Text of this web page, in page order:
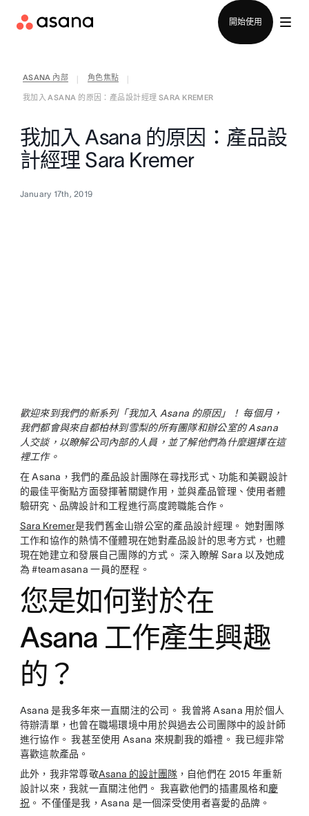
開始使用
ASANA 內部 角色焦點
我加入 ASANA 的原因：產品設計經理 SARA KREMER
我加入 Asana 的原因：產品設
計經理 Sara Kremer
January 17th, 2019
歡迎來到我們的新系列「我加入 Asana 的原因」！ 每個月，
我們都會與來自都柏林到雪梨的所有團隊和辦公室的 Asana
人交談，以瞭解公司內部的人員，並了解他們為什麼選擇在這
裡工作。
在 Asana，我們的產品設計團隊在尋找形式、功能和美觀設計
的最佳平衡點方面發揮著關鍵作用，並與產品管理、使用者體
驗研究、品牌設計和工程進行高度跨職能合作。
Sara Kremer是我們舊金山辦公室的產品設計經理。 她對團隊
工作和協作的熱情不僅體現在她對產品設計的思考方式，也體
現在她建立和發展自己團隊的方式。 深入瞭解 Sara 以及她成
為 #teamasana 一員的歷程。
您是如何對於在
Asana 工作產生興趣
的？
Asana 是我多年來一直關注的公司。 我曾將 Asana 用於個人
待辦清單，也曾在職場環境中用於與過去公司團隊中的設計師
進行協作。 我甚至使用 Asana 來規劃我的婚禮。 我已經非常
喜歡這款產品。
此外，我非常尊敬Asana 的設計團隊，自他們在 2015 年重新
設計以來，我就一直關注他們。 我喜歡他們的插畫風格和慶
祝 。 不僅僅是我，Asana 是一個深受使用者喜愛的品牌。